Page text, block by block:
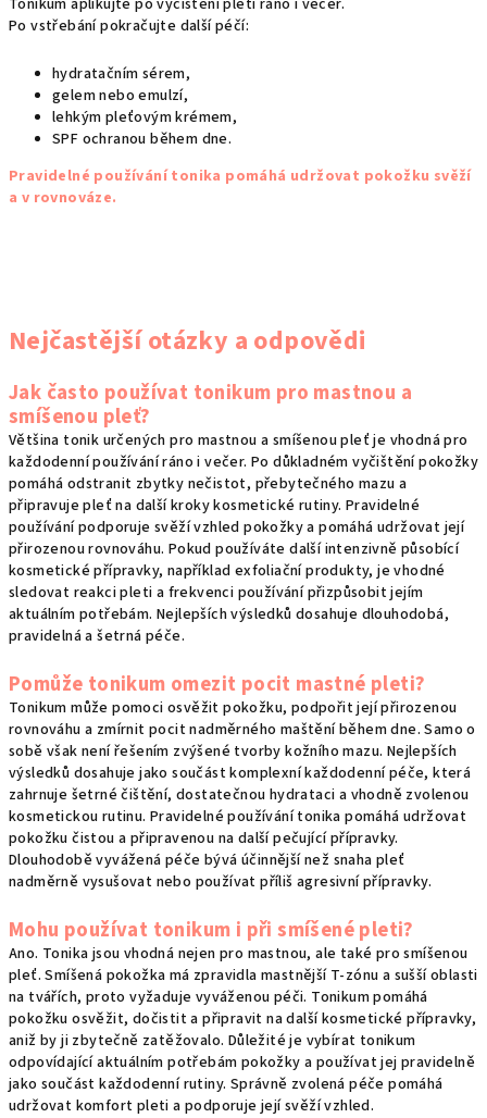
Po vstřebání pokračujte další péčí:
hydratačním sérem,
gelem nebo emulzí,
lehkým pleťovým krémem,
SPF ochranou během dne.
Pravidelné používání tonika pomáhá udržovat pokožku svěží
a v rovnováze.
Nejčastější otázky a odpovědi
Jak často používat tonikum pro mastnou a
smíšenou pleť?
Většina tonik určených pro mastnou a smíšenou pleť je vhodná pro
každodenní používání ráno i večer. Po důkladném vyčištění pokožky
pomáhá odstranit zbytky nečistot, přebytečného mazu a
připravuje pleť na další kroky kosmetické rutiny. Pravidelné
používání podporuje svěží vzhled pokožky a pomáhá udržovat její
přirozenou rovnováhu. Pokud používáte další intenzivně působící
kosmetické přípravky, například exfoliační produkty, je vhodné
sledovat reakci pleti a frekvenci používání přizpůsobit jejím
aktuálním potřebám. Nejlepších výsledků dosahuje dlouhodobá,
pravidelná a šetrná péče.
Pomůže tonikum omezit pocit mastné pleti?
Tonikum může pomoci osvěžit pokožku, podpořit její přirozenou
rovnováhu a zmírnit pocit nadměrného maštění během dne. Samo o
sobě však není řešením zvýšené tvorby kožního mazu. Nejlepších
výsledků dosahuje jako součást komplexní každodenní péče, která
zahrnuje šetrné čištění, dostatečnou hydrataci a vhodně zvolenou
kosmetickou rutinu. Pravidelné používání tonika pomáhá udržovat
pokožku čistou a připravenou na další pečující přípravky.
Dlouhodobě vyvážená péče bývá účinnější než snaha pleť
nadměrně vysušovat nebo používat příliš agresivní přípravky.
Mohu používat tonikum i při smíšené pleti?
Ano. Tonika jsou vhodná nejen pro mastnou, ale také pro smíšenou
pleť. Smíšená pokožka má zpravidla mastnější T-zónu a sušší oblasti
na tvářích, proto vyžaduje vyváženou péči. Tonikum pomáhá
pokožku osvěžit, dočistit a připravit na další kosmetické přípravky,
aniž by ji zbytečně zatěžovalo. Důležité je vybírat tonikum
odpovídající aktuálním potřebám pokožky a používat jej pravidelně
jako součást každodenní rutiny. Správně zvolená péče pomáhá
udržovat komfort pleti a podporuje její svěží vzhled.